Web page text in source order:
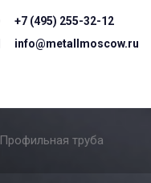
+7 (495) 255-32-12
info@metallmoscow.ru
Профильная труба